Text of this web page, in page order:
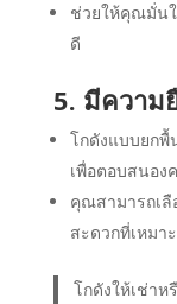
ช่วยให้คุณมั่น
ดี
5. มีความ
โกดังแบบยกพื้
เพื่อตอบสนอง
คุณสามารถเ
สะดวกที่เหม
โกดังให้เช่า